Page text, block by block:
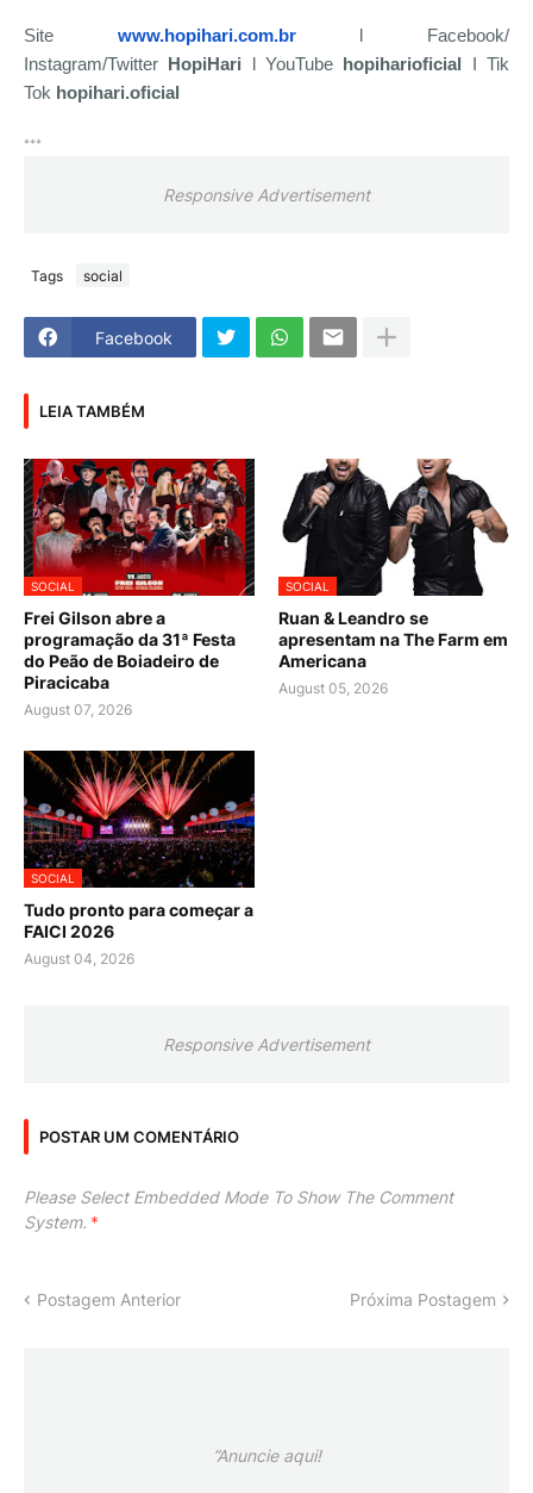
Site www.hopihari.com.brl Facebook/
Instagram/Twitter
HopiHari l YouTube hopiharioficial
I Tik
Tok hopihari.oficial
***
Responsive Advertisement
Tags social
Facebook
LEIA TAMBÉM
SOCIAL
Frei Gilson abre a
programação da 31ª Festa
do Peão de Boiadeiro de
Piracicaba
August 07, 2026
SOCIAL
Ruan & Leandro se
apresentam na The Farm em
Americana
August 05, 2026
SOCIAL
Tudo pronto para começar a
FAICI 2026
August 04, 2026
Responsive Advertisement
POSTAR UM COMENTÁRIO
Please Select Embedded Mode To Show The Comment
System. *
Postagem Anterior Próxima Postagem
”Anuncie aqui!